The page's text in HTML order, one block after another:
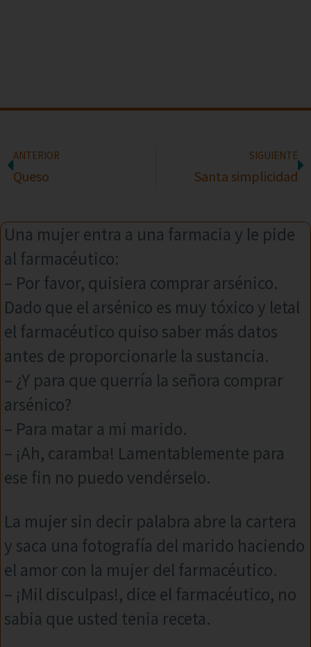
ANTERIOR
Queso
SIGUIENTE
Santa simplicidad
Una mujer entra a una farmacia y le pide
al farmacéutico:
– Por favor, quisiera comprar arsénico.
Dado que el arsénico es muy tóxico y letal
el farmacéutico quiso saber más datos
antes de proporcionarle la sustancia.
– ¿Y para que querría la señora comprar
arsénico?
– Para matar a mi marido.
– ¡Ah, caramba! Lamentablemente para
ese fin no puedo vendérselo.
La mujer sin decir palabra abre la cartera
y saca una fotografía del marido haciendo
el amor con la mujer del farmacéutico.
– ¡Mil disculpas!, dice el farmacéutico, no
sabia que usted tenia receta.